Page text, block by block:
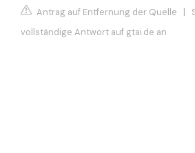
Antrag auf Entfernung der Quelle |
vollständige Antwort auf gtai.de an